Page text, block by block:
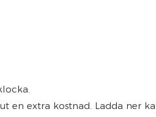
en extra kostnad. Ladda ner